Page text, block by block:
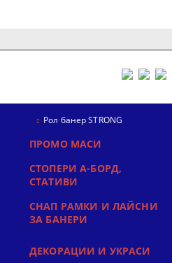
Рол банер STRONG
ПРОМО МАСИ
СТОПЕРИ А-БОРД,
СТАТИВИ
СНАП РАМКИ И ЛАЙСНИ
ЗА БАНЕРИ
ДЕКОРАЦИИ И УКРАСИ